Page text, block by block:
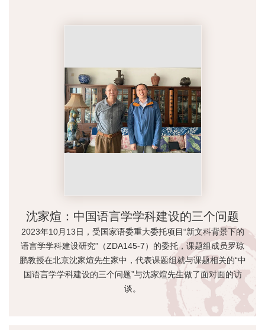
沈家煊：中国语言学学科建设的三个问题
2023年10月13日，受国家语委重大委托项目“新文科背景下的
语言学学科建设研究”（ZDA145-7）的委托，课题组成员罗琼
鹏教授在北京沈家煊先生家中，代表课题组就与课题相关的“中
国语言学学科建设的三个问题”与沈家煊先生做了面对面的访
谈。